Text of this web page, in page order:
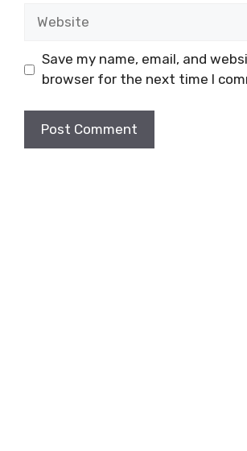
Save my name, email, and
browser for the next time I